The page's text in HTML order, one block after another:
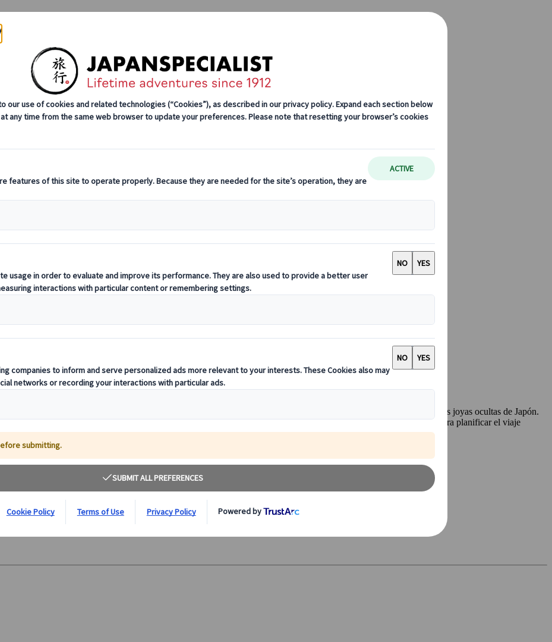
aguas termales y las pintorescas montañas japonesas, explora una selecta lista de los destinos más emblemáticos y las joyas ocultas de Japón.
deseen ampliar sus horizontes. Tanto si buscas aventura, relax o inmersión cultural, descubre todo lo que necesitas para planificar el viaje